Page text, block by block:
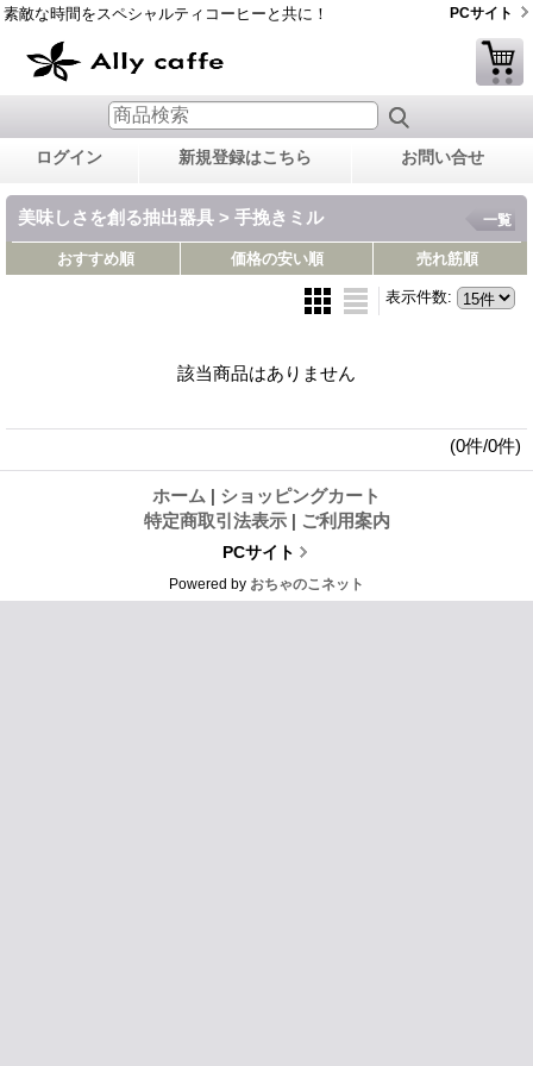
素敵な時間をスペシャルティコーヒーと共に！ PCサイト
ログイン 新規登録はこちら お問い合せ
美味しさを創る抽出器具 > 手挽きミル 一覧
おすすめ順 価格の安い順 売れ筋順
表示件数:
該当商品はありません
(0件/0件)
ホーム | ショッピングカート
特定商取引法表示 | ご利用案内
PCサイト
Powered by おちゃのこネット